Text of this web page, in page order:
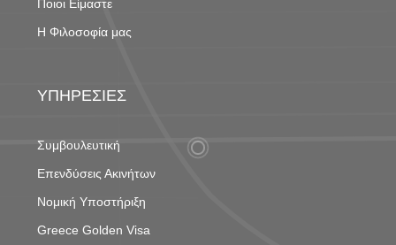
Ποιοι Είμαστε
Η Φιλοσοφία μας
ΥΠΗΡΕΣΙΕΣ
Συμβουλευτική
Επενδύσεις Ακινήτων
Νομική Υποστήριξη
Greece Golden Visa